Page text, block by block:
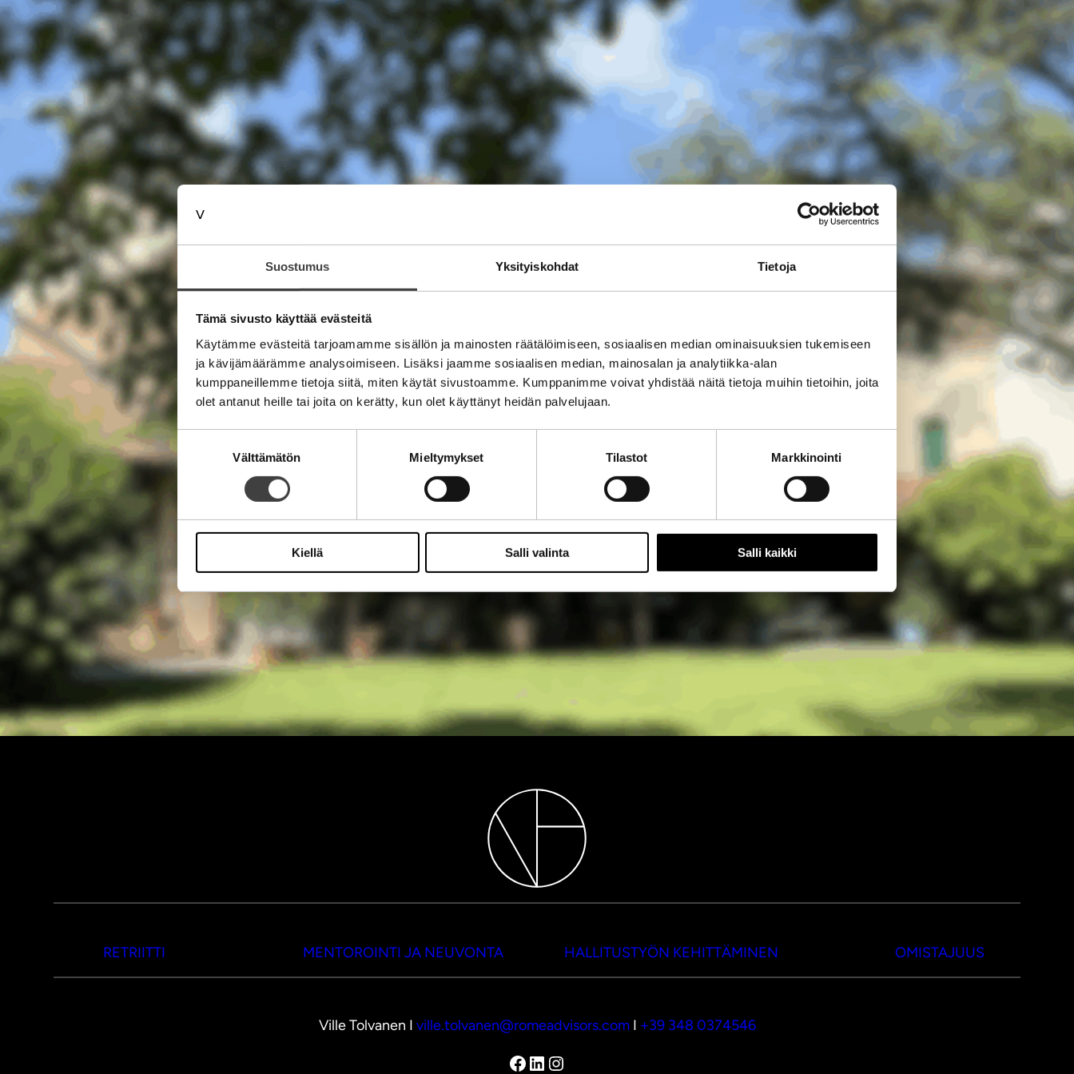
Suostumus Yksityiskohdat Tietoja
Tämä sivusto käyttää evästeitä
Käytämme evästeitä tarjoamamme sisällön ja mainosten räätälöimiseen, sosiaalisen median ominaisuuksien tukemiseen
ja kävijämäärämme analysoimiseen. Lisäksi jaamme sosiaalisen median, mainosalan ja analytiikka-alan
kumppaneillemme tietoja siitä, miten käytät sivustoamme. Kumppanimme voivat yhdistää näitä tietoja muihin tietoihin, joita
olet antanut heille tai joita on kerätty, kun olet käyttänyt heidän palvelujaan.
valinta
Välttämätön Mieltymykset Tilastot Markkinointi
Kiellä Salli valinta Salli kaikki
RETRIITTI MENTOROINTI JA NEUVONTA HALLITUSTYÖN KEHITTÄMINEN OMISTAJUUS
Ville Tolvanen I ville.tolvanen@romeadvisors.comI +39 348 0374546
Facebook
LinkedIn
Instagram